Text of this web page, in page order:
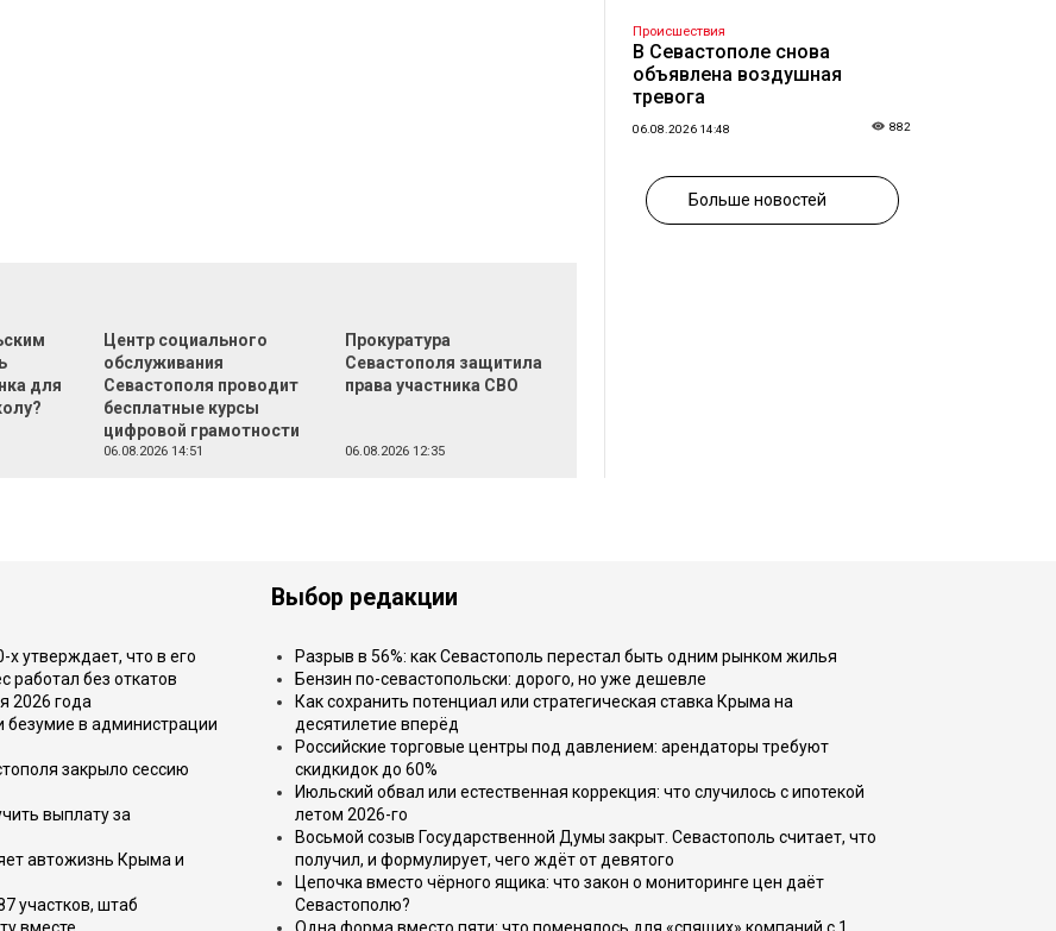
для
Центр социального
обслуживания
Севастополя проводит
бесплатные курсы
цифровой грамотности
06.08.2026 14:51
Прокуратура
Севастополя защитила
права участника СВО
06.08.2026 12:35
Происшествия
В Севастополе снова
объявлена воздушная
тревога
06.08.2026 14:48 882
Больше новостей
утверждает, что в его
работал без откатов
2026 года
безумие в администрации
закрыло сессию
выплату за
автожизнь Крыма и
участков, штаб
Выбор редакции
Разрыв в 56%: как Севастополь перестал быть одним рынком жилья
Бензин по-севастопольски: дорого, но уже дешевле
Как сохранить потенциал или стратегическая ставка Крыма на
десятилетие вперёд
Российские торговые центры под давлением: арендаторы требуют
скидкидок до 60%
Июльский обвал или естественная коррекция: что случилось с ипотекой
летом 2026-го
Восьмой созыв Государственной Думы закрыт. Севастополь считает, что
получил, и формулирует, чего ждёт от девятого
Цепочка вместо чёрного ящика: что закон о мониторинге цен даёт
Севастополю?